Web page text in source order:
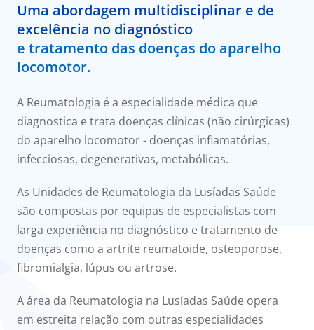
Acordos
a nós
Uma abordagem multidisciplinar e de
excelência no diagnóstico
e tratamento das doenças do aparelho
locomotor.
A Reumatologia é a especialidade médica que
diagnostica e trata doenças clínicas (não cirúrgicas)
do aparelho locomotor - doenças inflamatórias,
infecciosas, degenerativas, metabólicas.
As Unidades de Reumatologia da Lusíadas Saúde
são compostas por equipas de especialistas com
larga experiência no diagnóstico e tratamento de
doenças como a artrite reumatoide, osteoporose,
fibromialgia, lúpus ou artrose.
A área da Reumatologia na Lusíadas Saúde opera
em estreita relação com outras especialidades